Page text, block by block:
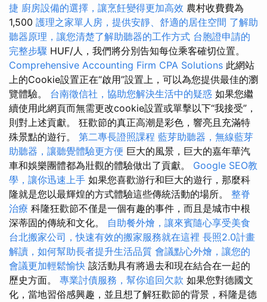
捷 廚房設備的選擇，讓烹飪變得更加高效 農村收費費為
1,500 護理之家單人房，提供安靜、舒適的居住空間 了解助
聽器原理，讓您清楚了解助聽器的工作方式 台胞證申請的
完整步驟 HUF/人，我們將分別告知每位乘客確切位置。
Comprehensive Accounting Firm CPA Solutions 此網站
上的Cookie設置正在“啟用”設置上，可以為您提供最佳的瀏
覽體驗。 台南徵信社，協助您解決生活中的疑惑 如果您繼
續使用此網頁而無需更改cookie設置或單擊以下“我接受”，
則對上述貢獻。 狂歡節的真正高潮是彩色，響亮且充滿特
殊景點的遊行。 第二專長證照課程 藍芽助聽器，無線藍芽
助聽器，讓聽覺體驗更方便 巨大的風景，巨大的嘉年華汽
車和娛樂團體都為壯觀的體驗做出了貢獻。 Google SEO教
學，讓你迅速上手 如果您喜歡游行和巨大的遊行，那麼科
隆就是您以最輝煌的方式體驗這些傳統活動的場所。 整脊
治療 科隆狂歡節不僅是一個有趣的事件，而且是城市中根
深蒂固的傳統和文化。 自助餐外燴，讓來賓隨心享受美食
台北搬家公司，快速有效的搬家服務就在這裡 長照2.0計畫
解讀，如何幫助長者提升生活品質 會議點心外燴，讓您的
會議更加輕鬆愉快 該活動具有將過去和現在結合在一起的
歷史方面。 專業討債服務，幫你追回欠款 如果您對德國文
化，當地習俗感興趣，並且想了解狂歡節的背景，科隆是德